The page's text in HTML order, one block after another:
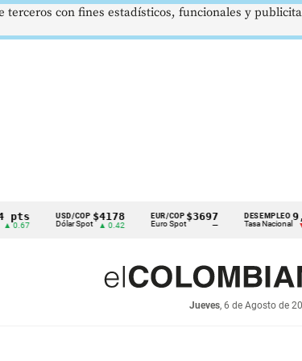
USD/COP
Dólar Spot
$4178
▲ 0.42
EUR/COP
Euro Spot
$3697
—
DESEMPLEO
Tasa Nacional
9,9 %
▼ 0.30
Jueves, 6 de Agosto de
terceros con fines estadísticos, funcionales y